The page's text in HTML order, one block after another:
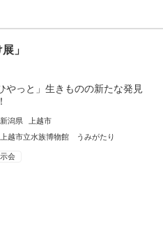
」
やっと」生きものの新たな発見
新潟県
上越市
上越市立水族博物館 うみがたり
会